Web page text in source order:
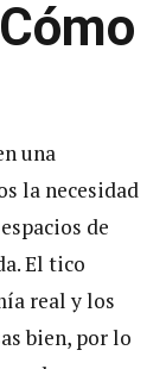
Cómo
una
la necesidad
de
El tico
real y los
bien, por lo